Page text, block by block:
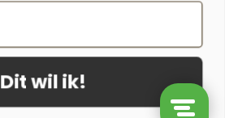
Dit wil ik!